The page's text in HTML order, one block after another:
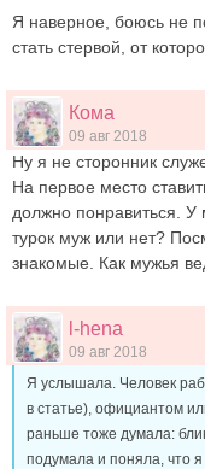
Я наверное, боюсь не
стать стервой, от
Кома
09 авг 2018
Ну я не сторонник
На первое место
должно понравиться. У
турок муж или нет?
знакомые. Как мужья
l-hena
09 авг 2018
Я услышала. Человек
в статье), официантом
раньше тоже думала:
подумала и поняла, что